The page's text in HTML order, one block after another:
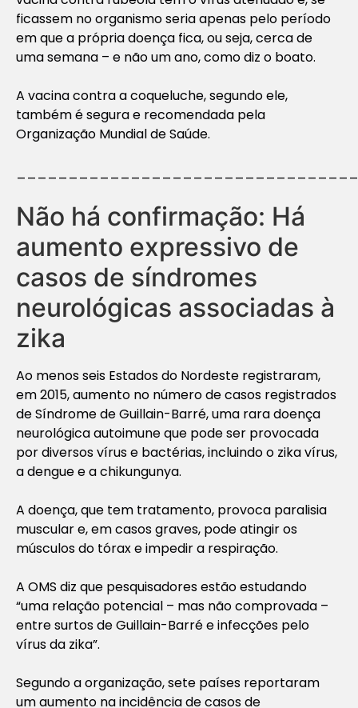
ficassem no organismo seria apenas pelo período
em que a própria doença fica, ou seja, cerca de
uma semana – e não um ano, como diz o boato.
A vacina contra a coqueluche, segundo ele,
também é segura e recomendada pela
Organização Mundial de Saúde.
Não há confirmação: Há
aumento expressivo de
casos de síndromes
neurológicas associadas à
zika
Ao menos seis Estados do Nordeste registraram,
em 2015, aumento no número de casos registrados
de Síndrome de Guillain-Barré, uma rara doença
neurológica autoimune que pode ser provocada
por diversos vírus e bactérias, incluindo o zika vírus,
a dengue e a chikungunya.
A doença, que tem tratamento, provoca paralisia
muscular e, em casos graves, pode atingir os
músculos do tórax e impedir a respiração.
A OMS diz que pesquisadores estão estudando
“uma relação potencial – mas não comprovada –
entre surtos de Guillain-Barré e infecções pelo
vírus da zika”.
Segundo a organização, sete países reportaram
um aumento na incidência de casos de